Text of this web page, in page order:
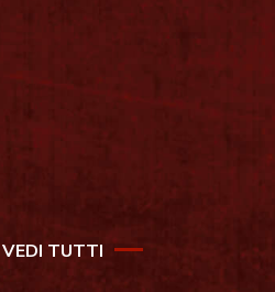
VEDI TUTTI